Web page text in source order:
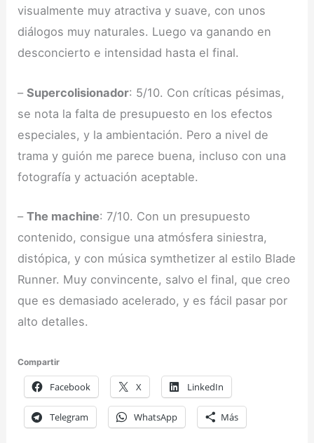
visualmente muy atractiva y suave, con unos
diálogos muy naturales. Luego va ganando en
desconcierto e intensidad hasta el final.
–Supercolisionador: 5/10. Con críticas pésimas,
se nota la falta de presupuesto en los efectos
especiales, y la ambientación. Pero a nivel de
trama y guión me parece buena, incluso con una
fotografía y actuación aceptable.
–The machine: 7/10. Con un presupuesto
contenido, consigue una atmósfera siniestra,
distópica, y con música symthetizer al estilo Blade
Runner. Muy convincente, salvo el final, que creo
que es demasiado acelerado, y es fácil pasar por
alto detalles.
Compartir
Facebook X LinkedIn
Telegram WhatsApp Más